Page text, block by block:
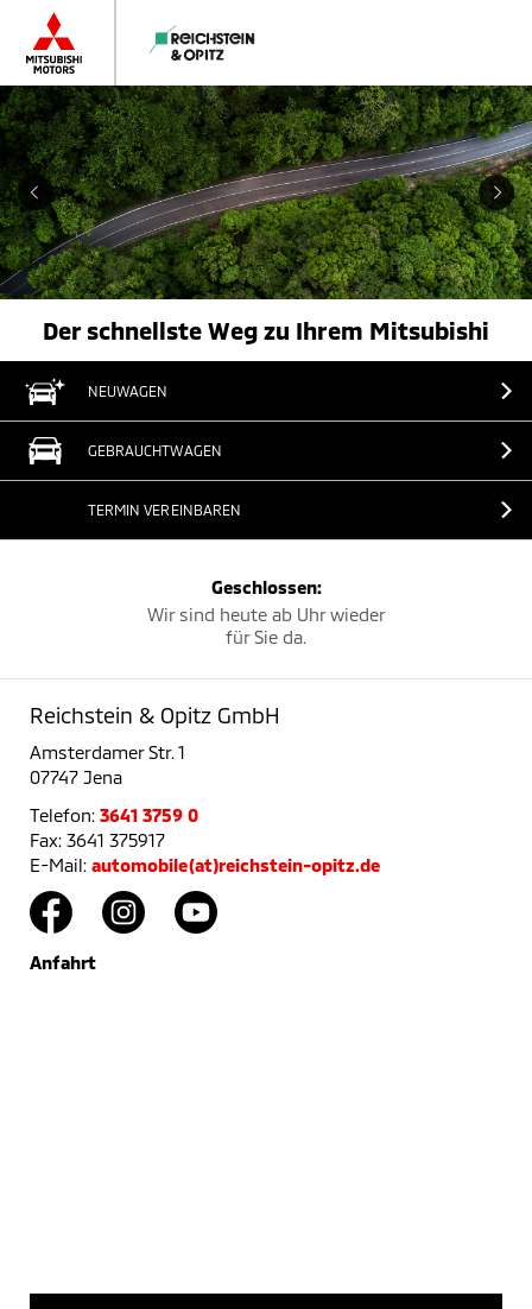
Der schnellste Weg zu Ihrem Mitsubishi
NEUWAGEN
GEBRAUCHTWAGEN
TERMIN VEREINBAREN
Geschlossen:
Wir sind heute ab Uhr wieder
für Sie da.
Reichstein & Opitz GmbH
Amsterdamer Str. 1
07747 Jena
Telefon: 3641 3759 0
Fax: 3641 375917
E-Mail: automobile(at)reichstein-opitz.de
Anfahrt